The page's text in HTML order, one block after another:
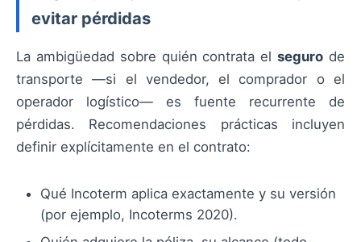
evitar pérdidas
La ambigüedad sobre quién contrata elseguro de
transporte —si el vendedor, el comprador o el
operador logístico— es fuente recurrente de
pérdidas. Recomendaciones prácticas incluyen
definir explícitamente en el contrato:
Qué Incoterm aplica exactamente y su versión
(por ejemplo, Incoterms 2020).